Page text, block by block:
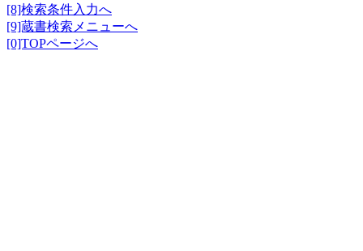
[8]検索条件入力へ
[9]蔵書検索メニューへ
[0]TOPページへ